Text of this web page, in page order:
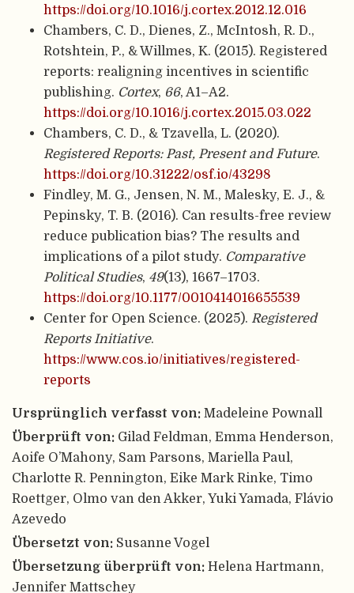
https://doi.org/10.1016/j.cortex.2012.12.016
Chambers, C. D., Dienes, Z., McIntosh, R. D.,
Rotshtein, P., & Willmes, K. (2015). Registered
reports: realigning incentives in scientific
publishing. Cortex, 66, A1–A2.
https://doi.org/10.1016/j.cortex.2015.03.022
Chambers, C. D., & Tzavella, L. (2020).
Registered Reports: Past, Present and Future.
https://doi.org/10.31222/osf.io/43298
Findley, M. G., Jensen, N. M., Malesky, E. J., &
Pepinsky, T. B. (2016). Can results-free review
reduce publication bias? The results and
implications of a pilot study. Comparative
Political Studies, 49(13), 1667–1703.
https://doi.org/10.1177/0010414016655539
Center for Open Science. (2025). Registered
Reports Initiative.
https://www.cos.io/initiatives/registered-
reports
Ursprünglich verfasst von: Madeleine Pownall
Überprüft von: Gilad Feldman, Emma Henderson,
Aoife O’Mahony, Sam Parsons, Mariella Paul,
Charlotte R. Pennington, Eike Mark Rinke, Timo
Roettger, Olmo van den Akker, Yuki Yamada, Flávio
Azevedo
Übersetzt von: Susanne Vogel
Übersetzung überprüft von: Helena Hartmann,
Jennifer Mattschey